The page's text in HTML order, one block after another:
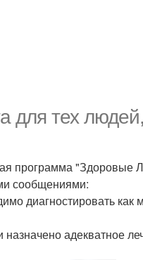
для тех
программа "Здоровые
сообщениями:
диагностировать
адекватное